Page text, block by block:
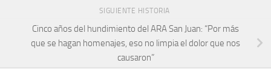
SIGUIENTE HISTORIA
Cinco años del hundimiento del ARA San Juan: “Por más
que se hagan homenajes, eso no limpia el dolor que nos
causaron”